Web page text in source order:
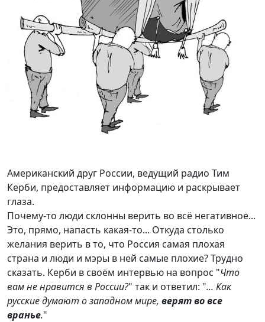
Американский друг России, ведущий радио Тим
Керби, предоставляет информацию и раскрывает
глаза.
Почему-то люди склонны верить во всё негативное...
Это, прямо, напасть какая-то... Откуда столько
желания верить в то, что Россия самая плохая
страна и люди и мэры в ней самые плохие? Трудно
сказать. Керби в своём интервью на вопрос "Что
вам не нравится в России?" так и ответил: "... Как
русские думают о западном мире, верят во все
вранье."